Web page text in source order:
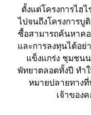
ตั้งแต่โครงการไฮ
ไปจนถึงโครงการบู
ซื้อสามารถค้นหาค
และการลงทุนได้อย่
แข็งแกร่ง ชุมชน
พัทยาตลอดทั้งปี ทำ
หมายปลายทาง
เจ้าของ